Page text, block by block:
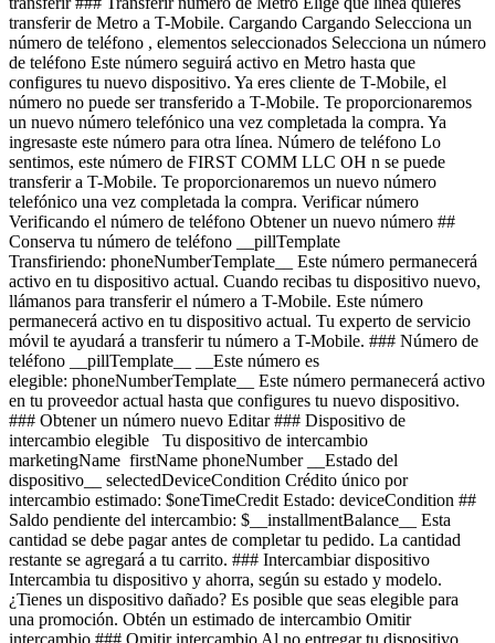
transferir de Metro a T-Mobile. Cargando Cargando Selecciona un número de teléfono , elementos seleccionados Selecciona un número de teléfono Este número seguirá activo en Metro hasta que configures tu nuevo dispositivo. Ya eres cliente de T-Mobile, el número no puede ser transferido a T-Mobile. Te proporcionaremos un nuevo número telefónico una vez completada la compra. Ya ingresaste este número para otra línea. Número de teléfono Lo sentimos, este número de FIRST COMM LLC OH n se puede transferir a T-Mobile. Te proporcionaremos un nuevo número telefónico una vez completada la compra. Verificar número Verificando el número de teléfono Obtener un nuevo número ## Conserva tu número de teléfono __pillTemplate Transfiriendo: phoneNumberTemplate__ Este número permanecerá activo en tu dispositivo actual. Cuando recibas tu dispositivo nuevo, llámanos para transferir el número a T-Mobile. Este número permanecerá activo en tu dispositivo actual. Tu experto de servicio móvil te ayudará a transferir tu número a T-Mobile. ### Número de teléfono __pillTemplate__ __Este número es elegible: phoneNumberTemplate__ Este número permanecerá activo en tu proveedor actual hasta que configures tu nuevo dispositivo. ### Obtener un número nuevo Editar ### Dispositivo de intercambio elegible Tu dispositivo de intercambio marketingName firstName phoneNumber __Estado del dispositivo__ selectedDeviceCondition Crédito único por intercambio estimado: $oneTimeCredit Estado: deviceCondition ## Saldo pendiente del intercambio: $__installmentBalance__ Esta cantidad se debe pagar antes de completar tu pedido. La cantidad restante se agregará a tu carrito. ### Intercambiar dispositivo Intercambia tu dispositivo y ahorra, según su estado y modelo. ¿Tienes un dispositivo dañado? Es posible que seas elegible para una promoción. Obtén un estimado de intercambio Omitir intercambio ### Omitir intercambio Al no entregar tu dispositivo usado, tu pago mensual por el dispositivo ahora es price Agrega un intercambio y llévate este dispositivo por solo discountPrice # ¿Deseas realizar un intercambio? currentDevice firstName msisdn Obtén un estimado de intercambio Omitir intercambio Editar ## Dispositivo de intercambio elegible Tu dispositivo de intercambio marketingName firstName phoneNumber __Estado del dispositivo__ selectedDeviceCondition Crédito único por intercambio estimado: $oneTimeCredit __Crédito único por intercambio estimado: $oneTimeCredit__ En deviceCondition estado ## Saldo pendiente del intercambio: $__installmentBalance__ Esta cantidad se debe pagar antes de completar tu pedido. La cantidad restante se agregará a tu carrito. ## Se omitió el intercambio ## Elige un dispositivo de intercambio Elige un dispositivo de intercambio Omitir intercambio Editar Confirma tu dispositivo de intercambio Tu dispositivo de intercambio marketingName firstName phoneNumber Para continuar, necesitamos más información para verificar tu intercambio. Llama al 1-800-T-MOBILE o marca 611 en tu teléfono T-Mobile. Verificar condiciones de intercambio Omitir intercambio Editar ### Promoción __Aplicado__ promoName __Ahorros promocionales recurrentes: totalPromotionalValue__ Crédito de recurringCreditAmount más de paymentTerms meses Si se cancela antes de los paymentTerms créditos, los créditos se suspenderán y es posible que deba pagarse el saldo del acuerdo de financiamiento requerido; Contáctanos. Solo para clientes elegibles, más impuestos. Ver detalles de la promoción [](https://es.t-mobile.com) __Protección para teléfono__ Agrega protección sin preocupaciones a tu nuevo teléfono. Mostrar protección del dispositivo para Virginia Al 75 % de las personas se les ha roto, perdido o les han robado el teléfono. Assurant, 2026 cargando plan cargando plan Recomendados Los más populares ## Protección básica para dispositivos Es posible que se apliquen impuestos al costo mensual. Se renueva cada mes hasta su cancelación. Se puede cancelar en cualquier momento en la app T-Life. Solo lo indispensable. Nuestro __plan básico__ incluye: - ![](https://es.t-mobile.com/content/dam/digx/tmobile/us/en/device-protection/security.svg)Reemplazo por pérdida, robo o daño accidental - ![](https://es.t-mobile.com/content/dam/digx/tmobile/us/en/device-protection/mobile.svg)Reparaciones de pantallas rotas - ![](https://es.t-mobile.com/content/dam/digx/tmobile/us/en/device-protection/wrench-filled.svg)Cobertura en caso de falla mecánica y eléctrica Ve más beneficios ## Protección básica para dispositivos por Solo lo indispensable. Nuestro __plan básico__ incluye: - ![](https://es.t-mobile.com/content/dam/digx/tmobile/us/en/device-protection/security.svg)Reemplazo por pérdida, robo o daño accidental - ![](https://es.t-mobile.com/content/dam/digx/tmobile/us/en/device-protection/mobile.svg)Reparaciones de pantallas rotas - ![](https://es.t-mobile.com/content/dam/digx/tmobile/us/en/device-protection/wrench-filled.svg)Cobertura en caso de falla mecánica y eléctrica Ve más beneficios Es posible que se apliquen impuestos al costo mensual. Se renueva cada mes hasta su cancelación. Se puede cancelar en cualquier momento en la app T-Life. ## Protección básica para dispositivos por Solo lo indispensable. Nuestro __plan básico__ incluye: - ![](https://es.t-mobile.com/content/dam/digx/tmobile/us/en/device-protection/security.svg)Reemplazo por pérdida, robo o daño accidental - ![](https://es.t-mobile.com/content/dam/digx/tmobile/us/en/device-protection/mobile.svg)Reparaciones de pantallas rotas - ![](https://es.t-mobile.com/content/dam/digx/tmobile/us/en/device-protection/wrench-filled.svg)Cobertura en caso de falla mecánica y eléctrica Ve más beneficios Es posible que se apliquen impuestos al costo mensual. Se renueva cada mes hasta su cancelación. Se puede cancelar en cualquier momento en la app T-Life. Elige Recomendados Los más populares ## Protección de dispositivo con seguro ​​​​​​​A partir del 1 de abril, algunos planes tendrán cargos más bajos y un cambio de precio de $1. Más información en [mytmoclaim.com/update](http://mytmoclaim.com/update "http://mytmoclaim.com/update"). Es posible que se apliquen impuestos al costo mensual. Se renueva cada mes hasta su cancelación. Se puede cancelar en cualquier momento en la app T-Life. Solo lo indispensable. Nuestro __plan básico__ incluye: - ![](https://es.t-mobile.com/content/dam/digx/tmobile/us/en/device-protection/security.svg)Reemplazo por pérdida y robo - ![](https://es.t-mobile.com/content/dam/digx/tmobile/us/en/device-protection/icon-refresh-filled.svg)Reclamaciones ilimitadas por daños accidentales - ![](https://es.t-mobile.com/content/dam/digx/tmobile/us/en/device-protection/mobile-check.svg)$0 en reparaciones por pantallas frontales rotas Ve más beneficios ## Protección de dispositivo con seguro por Solo lo indispensable. Nuestro __plan básico__ incluye: - ![](https://es.t-mobile.com/content/dam/digx/tmobile/us/en/device-protection/security.svg)Reemplazo por pérdida y robo - ![](https://es.t-mobile.com/content/dam/digx/tmobile/us/en/device-protection/icon-refresh-filled.svg)Reclamaciones ilimitadas por daños accidentales - ![](https://es.t-mobile.com/content/dam/digx/tmobile/us/en/device-protection/mobile-check.svg)$0 en reparaciones por pantallas frontales rotas Ve más beneficios ​​​​​​​A partir del 1 de abril, algunos planes tendrán cargos más bajos y un cambio de precio de $1. Más información en [mytmoclaim.com/update](http://mytmoclaim.com/update "http://mytmoclaim.com/update"). Es posible que se apliquen impuestos al costo mensual. Se renueva cada mes hasta su cancelación. Se puede cancelar en cualquier momento en la app T-Life. ## Protección de dispositivo con seguro por Solo lo indispensable. Nuestro __plan básico__ incluye: - ![](https://es.t-mobile.com/content/dam/digx/tmobile/us/en/device-protection/security.svg)Reemplazo por pérdida y robo - ![](https://es.t-mobile.com/content/dam/digx/tmobile/us/en/device-protection/icon-refresh-filled.svg)Reclamaciones ilimitadas por daños accidentales - ![](https://es.t-mobile.com/content/dam/digx/tmobile/us/en/device-protection/mobile-check.svg)$0 en reparaciones por pantallas frontales rotas Ve más beneficios ​​​​​​​A partir del 1 de abril, algunos planes tendrán cargos más bajos y un cambio de precio de $1. Más información en [mytmoclaim.com/update](http://mytmoclaim.com/update "http://mytmoclaim.com/update"). Es posible que se apliquen impuestos al costo mensual. Se renueva cada mes hasta su cancelación. Se puede cancelar en cualquier momento en la app T-Life. Elige Recomendados Los más populares ## Protection 360™️ Es posible que se apliquen impuestos al costo mensual. Se renueva cada mes hasta su cancelación. Se puede cancelar en cualquier momento en la app T-Life. Nuestro __plan más completo__ incluye: - ![](https://es.t-mobile.com/content/dam/digx/tmobile/us/en/device-protection/security.svg)Reemplazo por pérdida y robo - ![](https://es.t-mobile.com/content/dam/digx/tmobile/us/en/device-protection/icon-refresh-filled.svg)Reclamaciones ilimitadas por daños accidentales, incluidas pantallas dañadas - ![](https://es.t-mobile.com/content/dam/digx/tmobile/us/en/device-protection/mobile.svg)Reemplazos ilimitados para protectores de pantalla - ![](https://es.t-mobile.com/content/dam/digx/tmobile/us/en/device-protection/wrench-filled.svg)Cobertura en caso de falla mecánica y eléctrica Ve más beneficios ## Protection 360™️ por Nuestro __plan más completo__ incluye: - ![](https://es.t-mobile.com/content/dam/digx/tmobile/us/en/device-protection/security.svg)Reemplazo por pérdida y robo - ![](https://es.t-mobile.com/content/dam/digx/tmobile/us/en/device-protection/icon-refresh-filled.svg)Reclamaciones ilimitadas por daños accidentales, incluidas pantallas dañadas - ![](https://es.t-mobile.com/content/dam/digx/tmobile/us/en/device-protection/mobile.svg)Reemplazos ilimitados para protectores de pantalla - ![](https://es.t